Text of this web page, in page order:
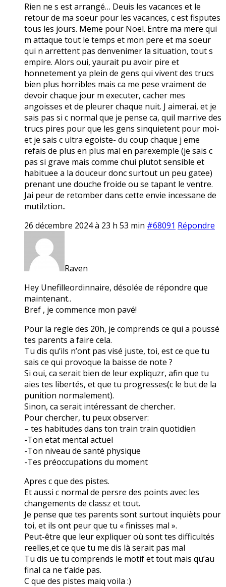
Rien ne s est arrangé… Deuis les vacances et le
retour de ma soeur pour les vacances, c est fisputes
tous les jours. Meme pour Noel. Entre ma mere qui
m attaque tout le temps et mon pere et ma soeur
qui n arrettent pas denvenimer la situation, tout s
empire. Alors oui, yaurait pu avoir pire et
honnetement ya plein de gens qui vivent des trucs
bien plus horribles mais ca me pese vraiment de
devoir chaque jour m executer, cacher mes
angoisses et de pleurer chaque nuit. J aimerai, et je
sais pas si c normal que je pense ca, quil marrive des
trucs pires pour que les gens sinquietent pour moi-
et je sais c ultra egoiste- du coup chaque j eme
refais de plus en plus mal en parexemple (je sais c
pas si grave mais comme chui plutot sensible et
habituee a la douceur donc surtout un peu gatee)
prenant une douche froide ou se tapant le ventre.
Jai peur de retomber dans cette envie incessane de
mutilztion..
26 décembre 2024 à 23 h 53 min #68091 Répondre
Raven
Hey Unefilleordinnaire, désolée de répondre que
maintenant..
Bref , je commence mon pavé!
Pour la regle des 20h, je comprends ce qui a poussé
tes parents a faire cela.
Tu dis qu’ils n’ont pas visé juste, toi, est ce que tu
sais ce qui provoque la baisse de note ?
Si oui, ca serait bien de leur expliquzr, afin que tu
aies tes libertés, et que tu progresses(c le but de la
punition normalement).
Sinon, ca serait intéressant de chercher.
Pour chercher, tu peux observer:
– tes habitudes dans ton train train quotidien
-Ton etat mental actuel
-Ton niveau de santé physique
-Tes préoccupations du moment
Apres c que des pistes.
Et aussi c normal de persre des points avec les
changements de classz et tout.
Je pense que tes parents sont surtout inquièts pour
toi, et ils ont peur que tu « finisses mal ».
Peut-être que leur expliquer où sont tes difficultés
reelles,et ce que tu me dis là serait pas mal
Tu dis ue tu comprends le motif et tout mais qu’au
final ca ne t’aide pas.
C que des pistes maiq voila :)